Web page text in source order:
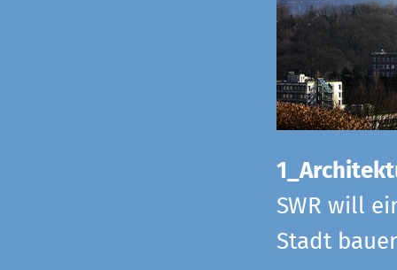
SWR will
Stadt